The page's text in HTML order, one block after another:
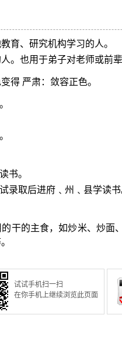
育、研究机构学习的人。
。也用于弟子对老师或前
得 严肃：敛容正色。
书。
录取后进府﹑州﹑县学读
干的主食，如炒米、炒面
试试手机扫一扫
在你手机上继续浏览此页面